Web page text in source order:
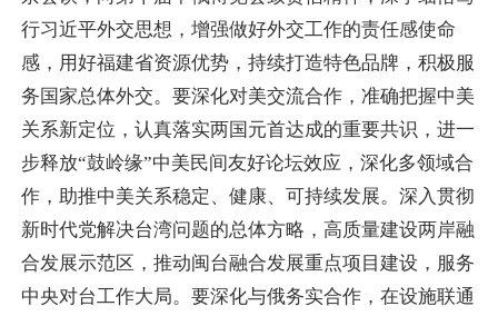
行习近平外交思想，增强做好外交工作的责任感使命
感，用好福建省资源优势，持续打造特色品牌，积极服
务国家总体外交。要深化对美交流合作，准确把握中美
关系新定位，认真落实两国元首达成的重要共识，进一
步释放“鼓岭缘”中美民间友好论坛效应，深化多领域合
作，助推中美关系稳定、健康、可持续发展。深入贯彻
新时代党解决台湾问题的总体方略，高质量建设两岸融
合发展示范区，推动闽台融合发展重点项目建设，服务
中央对台工作大局。要深化与俄务实合作，在设施联通